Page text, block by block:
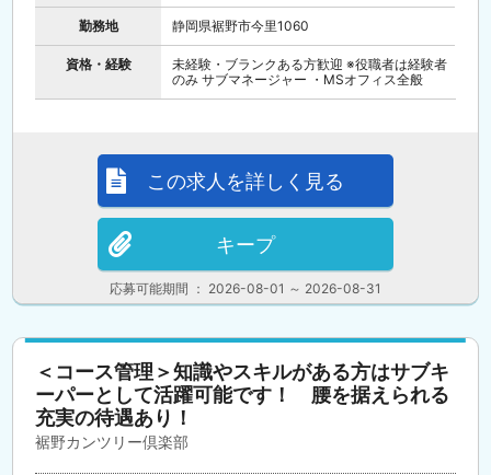
勤務地 静岡県裾野市今里1060
資格・経験
未経験・ブランクある方歓迎 ※役職者は経験者
のみ サブマネージャー ・MSオフィス全般
応募可能期間 ： 2026-08-01 ～ 2026-08-31
この求人を詳しく見る
キープ
＜コース管理＞知識やスキルがある方はサブキ
ーパーとして活躍可能です！ 腰を据えられる
充実の待遇あり！
裾野カンツリー倶楽部